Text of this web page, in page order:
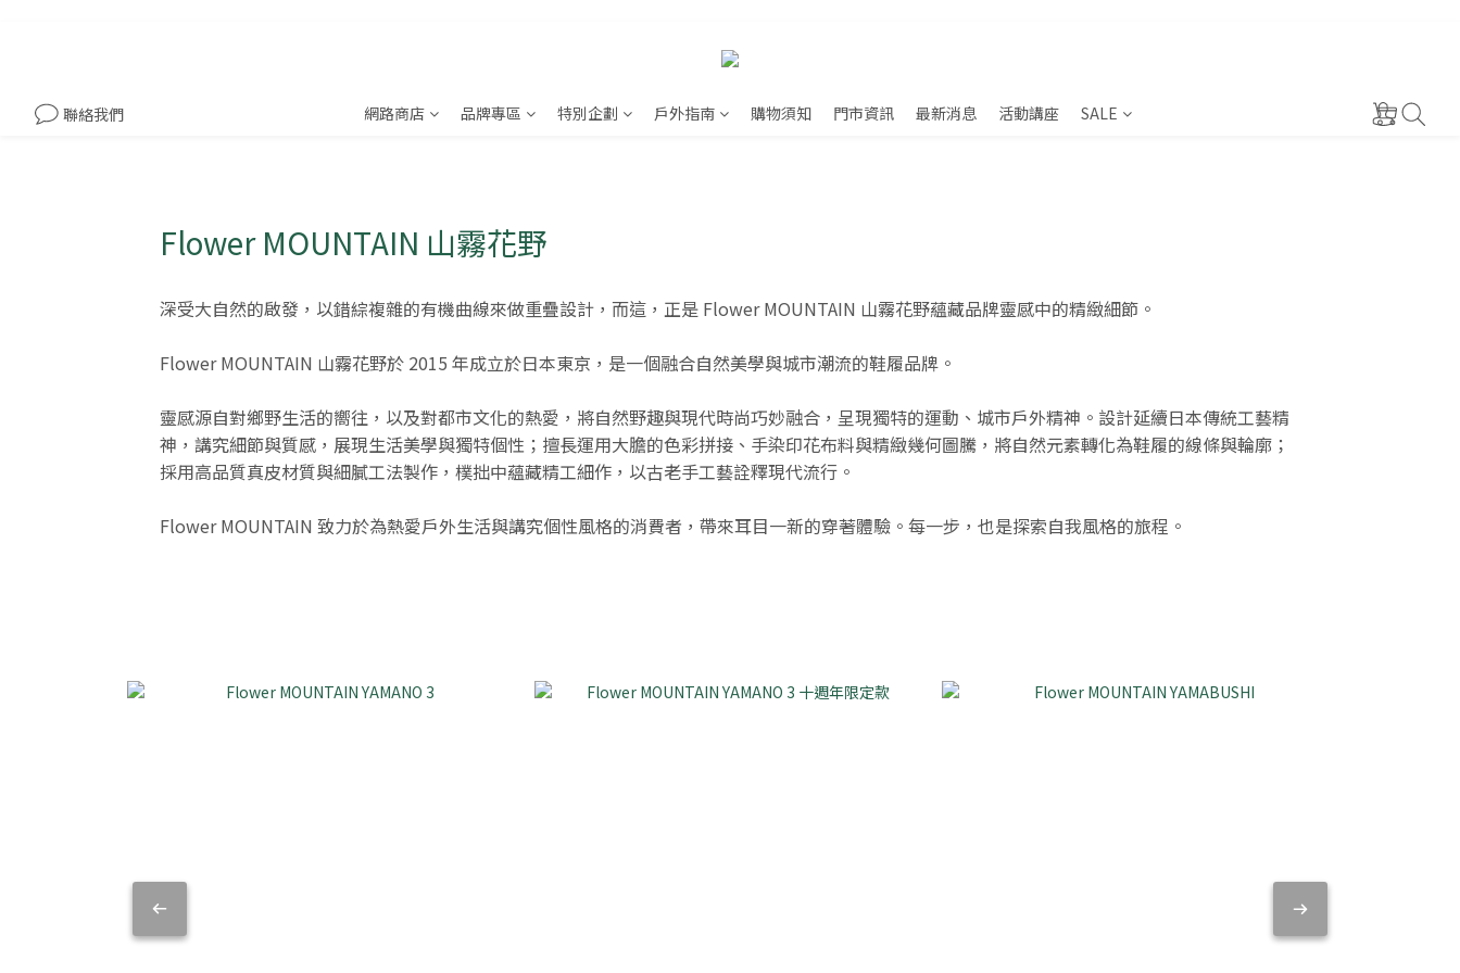
聯絡我們 網路商店 品牌專區 特別企劃 戶外指南 購物須知 門市資訊 最新消息 活動講座 SALE
Flower MOUNTAIN 山霧花野
深受大自然的啟發，以錯綜複雜的有機曲線來做重疊設計，而這，正是 Flower MOUNTAIN 山霧花野蘊藏品牌靈感中的精緻細節。
Flower MOUNTAIN 山霧花野於 2015 年成立於日本東京，是一個融合自然美學與城市潮流的鞋履品牌。
靈感源自對鄉野生活的嚮往，以及對都市文化的熱愛，將自然野趣與現代時尚巧妙融合，呈現獨特的運動、城市戶外精神。設計延續日本傳統工藝精
神，講究細節與質感，展現生活美學與獨特個性；擅長運用大膽的色彩拼接、手染印花布料與精緻幾何圖騰，將自然元素轉化為鞋履的線條與輪廓；
採用高品質真皮材質與細膩工法製作，樸拙中蘊藏精工細作，以古老手工藝詮釋現代流行。
Flower MOUNTAIN 致力於為熱愛戶外生活與講究個性風格的消費者，帶來耳目一新的穿著體驗。每一步，也是探索自我風格的旅程。